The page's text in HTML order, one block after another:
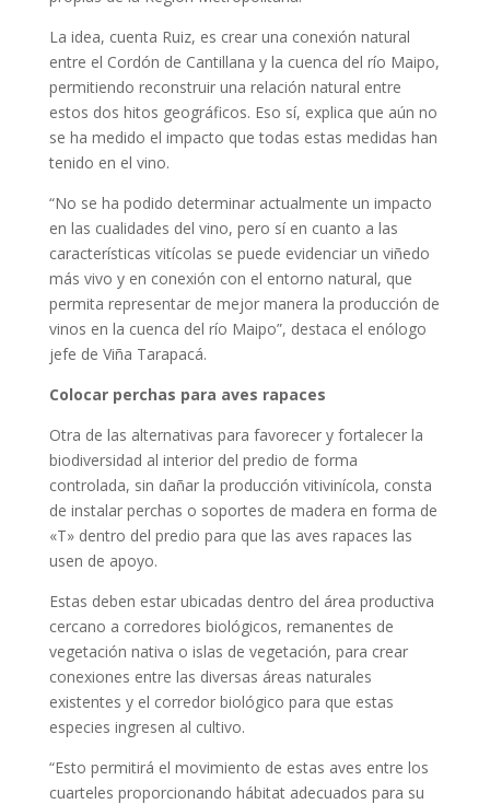
La idea, cuenta Ruiz, es crear una conexión natural
entre el Cordón de Cantillana y la cuenca del río Maipo,
permitiendo reconstruir una relación natural entre
estos dos hitos geográficos. Eso sí, explica que aún no
se ha medido el impacto que todas estas medidas han
tenido en el vino.
“No se ha podido determinar actualmente un impacto
en las cualidades del vino, pero sí en cuanto a las
características vitícolas se puede evidenciar un viñedo
más vivo y en conexión con el entorno natural, que
permita representar de mejor manera la producción de
vinos en la cuenca del río Maipo”, destaca el enólogo
jefe de Viña Tarapacá.
Colocar perchas para aves rapaces
Otra de las alternativas para favorecer y fortalecer la
biodiversidad al interior del predio de forma
controlada, sin dañar la producción vitivinícola, consta
de instalar perchas o soportes de madera en forma de
«T» dentro del predio para que las aves rapaces las
usen de apoyo.
Estas deben estar ubicadas dentro del área productiva
cercano a corredores biológicos, remanentes de
vegetación nativa o islas de vegetación, para crear
conexiones entre las diversas áreas naturales
existentes y el corredor biológico para que estas
especies ingresen al cultivo.
“Esto permitirá el movimiento de estas aves entre los
cuarteles proporcionando hábitat adecuados para su